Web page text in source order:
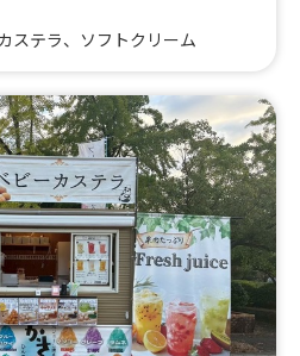
ステラ、ソフトクリーム